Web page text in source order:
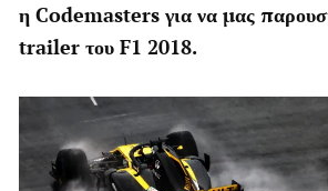
η Codemasters για να μας
trailer του F1 2018.